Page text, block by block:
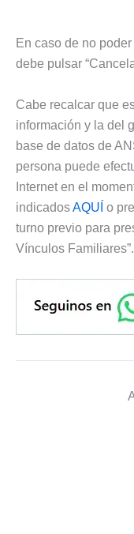
En caso de no
debe pulsar
Cabe recalcar que
información y la del
base de datos de
persona puede
Internet en el
indicadosAQUÍ o
turno previo para
Vínculos Familiares”.